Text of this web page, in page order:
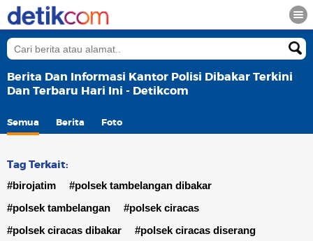
Berita Dan Informasi Kantor Polisi Dibakar Terkini
Dan Terbaru Hari Ini - Detikcom
Semua Berita Foto
Tag Terkait:
#birojatim
#polsek tambelangan dibakar
#polsek tambelangan
#polsek ciracas
#polsek ciracas dibakar
#polsek ciracas diserang